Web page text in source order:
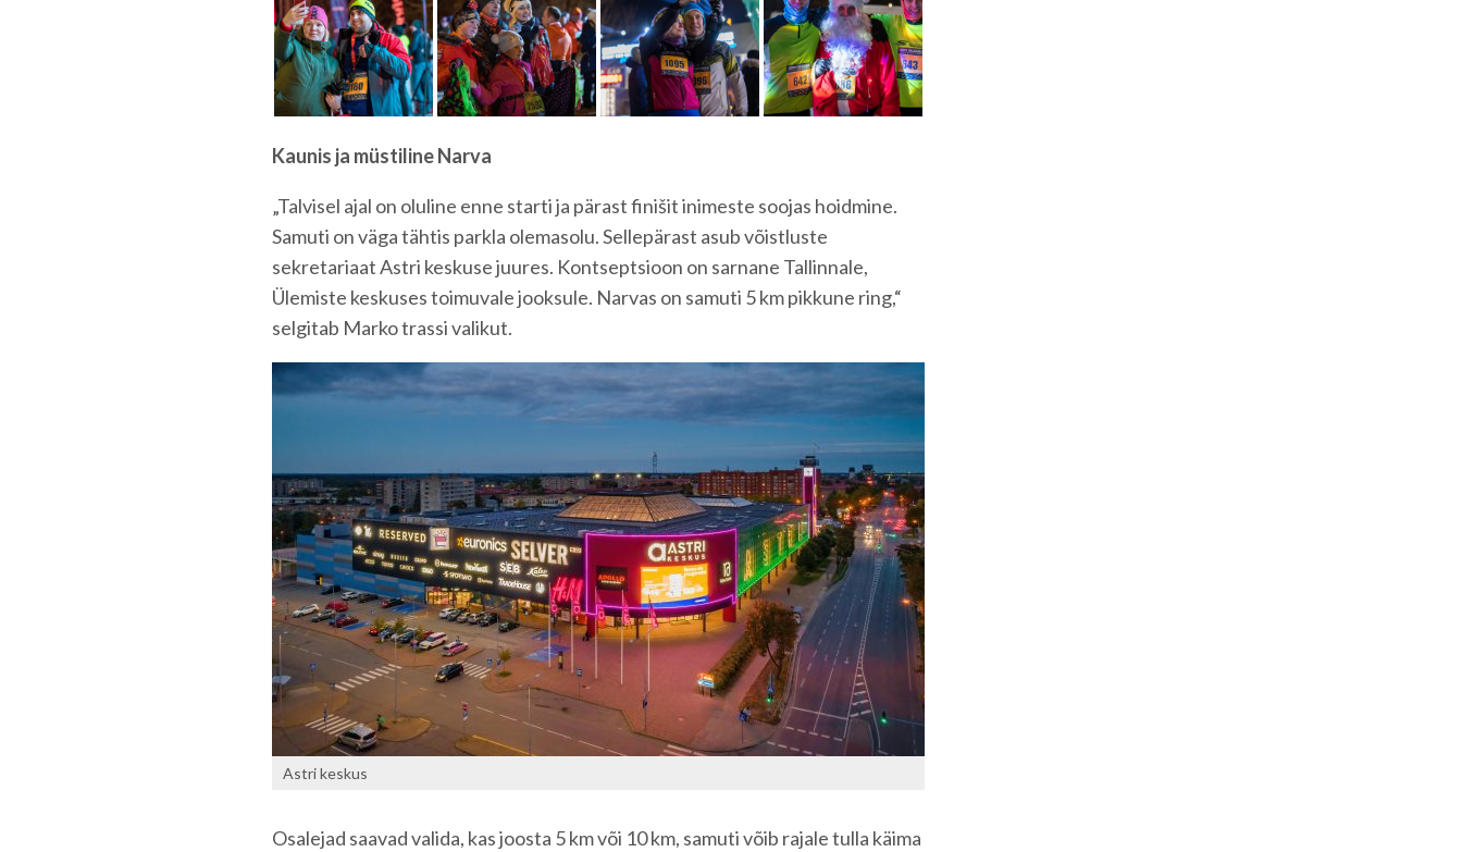
Kaunis ja müstiline Narva
„Talvisel ajal on oluline enne starti ja pärast finišit inimeste soojas hoidmine.
Samuti on väga tähtis parkla olemasolu. Sellepärast asub võistluste
sekretariaat Astri keskuse juures. Kontseptsioon on sarnane Tallinnale,
Ülemiste keskuses toimuvale jooksule. Narvas on samuti 5 km pikkune ring,“
selgitab Marko trassi valikut.
Astri keskus
Osalejad saavad valida, kas joosta 5 km või 10 km, samuti võib rajale tulla käima